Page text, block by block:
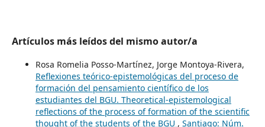
Artículos más leídos del mismo autor/a
Rosa Romelia Posso-Martínez, Jorge Montoya-Rivera,
Reflexiones teórico-epistemológicas del proceso de
formación del pensamiento científico de los
estudiantes del BGU. Theoretical-epistemological
reflections of the process of formation of the scientific
thought of the students of the BGU , Santiago: Núm.